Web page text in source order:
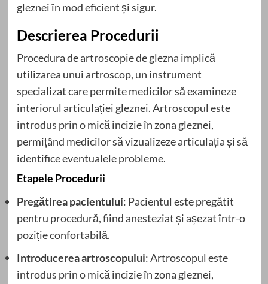
gleznei în mod eficient și sigur.
Descrierea Procedurii
Procedura de artroscopie de glezna implică
utilizarea unui artroscop, un instrument
specializat care permite medicilor să examineze
interiorul articulației gleznei. Artroscopul este
introdus prin o mică incizie în zona gleznei,
permițând medicilor să vizualizeze articulația și să
identifice eventualele probleme.
Etapele Procedurii
Pregătirea pacientului: Pacientul este pregătit
pentru procedură, fiind anesteziat și așezat într-o
poziție confortabilă.
Introducerea artroscopului: Artroscopul este
introdus prin o mică incizie în zona gleznei,